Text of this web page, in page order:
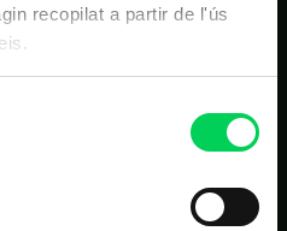
recopilat a partir de l'ús